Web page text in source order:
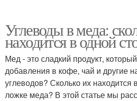
Углеводы в меда:
находится в одной
Мед - это сладкий продукт,
добавления в кофе, чай и другие
углеводов? Сколько их находится
ложке меда? В этой статье мы